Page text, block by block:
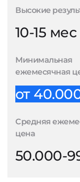
Высокие
10-15 мес
Минимальная
ежемесячная
от
Средняя
цена
50.000-